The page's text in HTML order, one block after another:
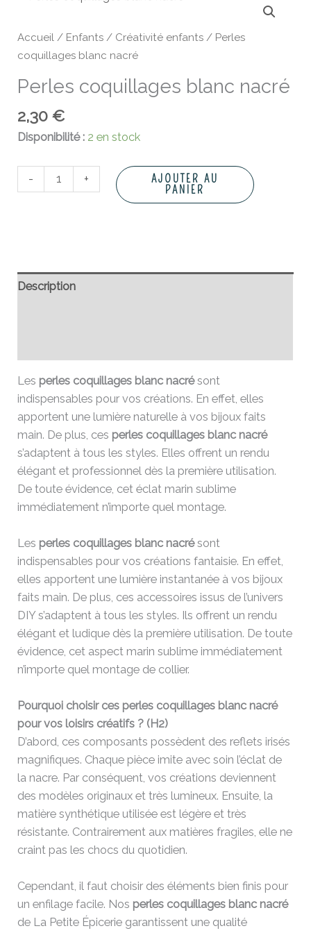
Accueil / Enfants / Créativité enfants / Perles
coquillages blanc nacré
Perles coquillages blanc nacré
2,30€
Disponibilité : 2 en stock
-
Perles
coquillages
nacré
+
AJOUTER AU
PANIER
Description
Les perles coquillages blanc nacrésont
indispensables pour vos créations. En effet, elles
apportent une lumière naturelle à vos bijoux faits
main. De plus, ces perles coquillages blanc nacré
s’adaptent à tous les styles. Elles offrent un rendu
élégant et professionnel dès la première utilisation.
De toute évidence, cet éclat marin sublime
immédiatement n’importe quel montage.
Les perles coquillages blanc nacrésont
indispensables pour vos créations fantaisie. En effet,
elles apportent une lumière instantanée à vos bijoux
faits main. De plus, ces accessoires issus de l’univers
DIY s’adaptent à tous les styles. Ils offrent un rendu
élégant et ludique dès la première utilisation. De toute
évidence, cet aspect marin sublime immédiatement
n’importe quel montage de collier.
Pourquoi choisir ces perles coquillages blanc nacré
pour vos loisirs créatifs ? (H2)
D’abord, ces composants possèdent des reflets irisés
magnifiques. Chaque pièce imite avec soin l’éclat de
la nacre. Par conséquent, vos créations deviennent
des modèles originaux et très lumineux. Ensuite, la
matière synthétique utilisée est légère et très
résistante. Contrairement aux matières fragiles, elle ne
craint pas les chocs du quotidien.
Cependant, il faut choisir des éléments bien finis pour
un enfilage facile. Nos perles coquillages blanc nacré
de La Petite Épicerie garantissent une qualité